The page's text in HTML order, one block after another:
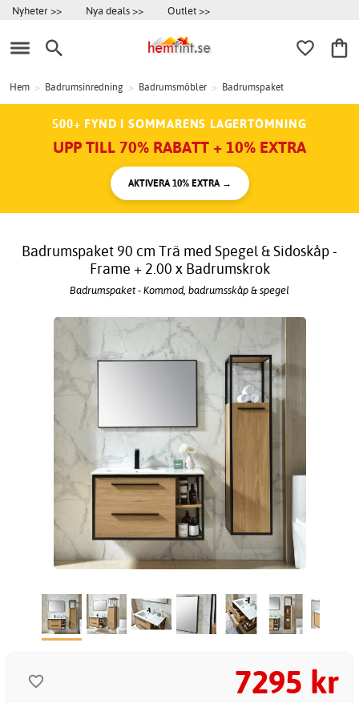
Nyheter >> Nya deals >> Outlet >>
Hem > Badrumsinredning > Badrumsmöbler > Badrumspaket
500+ FYND I SOMMARENS LAGERTÖMNING
UPP TILL 70% RABATT + 10% EXTRA
AKTIVERA 10% EXTRA →
Badrumspaket 90 cm Trä med Spegel & Sidoskåp -
Frame + 2.00 x Badrumskrok
Badrumspaket - Kommod, badrumsskåp & spegel
7295 kr